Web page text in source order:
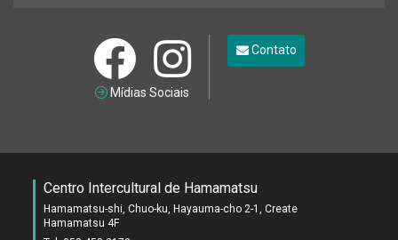
Mídias Sociais
Contato
Centro Intercultural de Hamamatsu
Hamamatsu-shi, Chuo-ku, Hayauma-cho 2-1, Create
Hamamatsu 4F